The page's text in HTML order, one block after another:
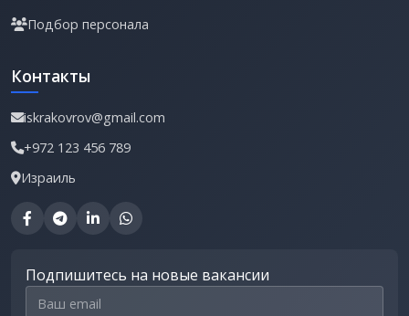
Подбор персонала
Контакты
iskrakovrov@gmail.com
+972 123 456 789
Израиль
Подпишитесь на новые вакансии
Email для подписки